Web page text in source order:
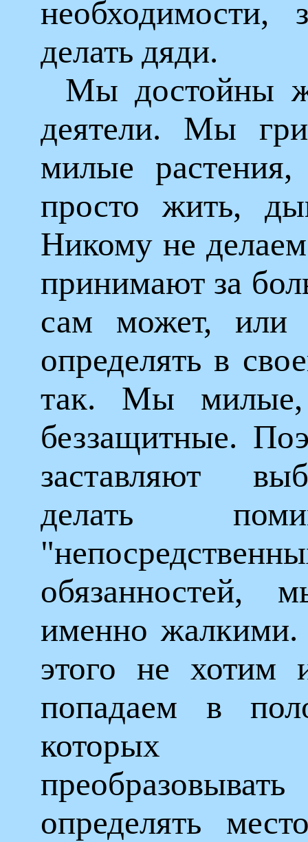
делать дяди.
Мы достойны
деятели. Мы
милые
просто жить,
Никому не
принимают за
сам может, или
определять в
так. Мы милые,
беззащитные.
заставляют
делать
обязанностей,
именно
этого не
попадаем в
которых
определять